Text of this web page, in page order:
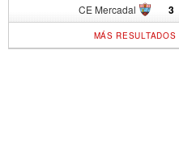
CE Mercadal 3
MÁS RESULTADOS